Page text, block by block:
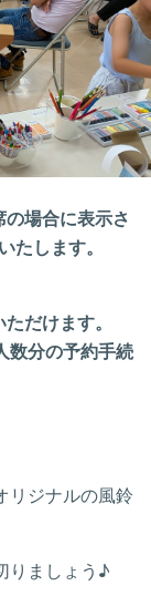
場合に表示さ
たします。
だけます。
数分の予約手続
リジナルの風鈴
りましょう♪